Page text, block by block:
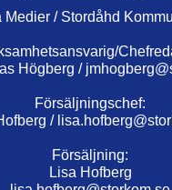
Medier / Stordåhd
Högberg /
Försäljningschef:
/
Försäljning:
Lisa Hofberg